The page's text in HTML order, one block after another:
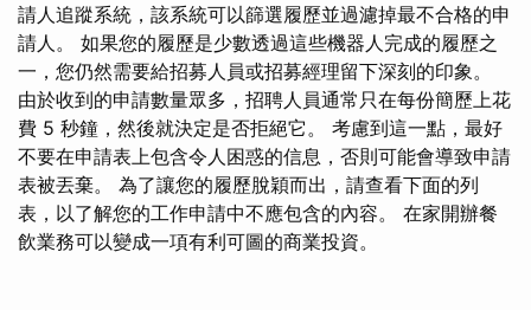
請人追蹤系統，該系統可以篩選履歷並過濾掉最不合格的申
請人。 如果您的履歷是少數透過這些機器人完成的履歷之
一，您仍然需要給招募人員或招募經理留下深刻的印象。
由於收到的申請數量眾多，招聘人員通常只在每份簡歷上花
費 5 秒鐘，然後就決定是否拒絕它。 考慮到這一點，最好
不要在申請表上包含令人困惑的信息，否則可能會導致申請
表被丟棄。 為了讓您的履歷脫穎而出，請查看下面的列
表，以了解您的工作申請中不應包含的內容。 在家開辦餐
飲業務可以變成一項有利可圖的商業投資。